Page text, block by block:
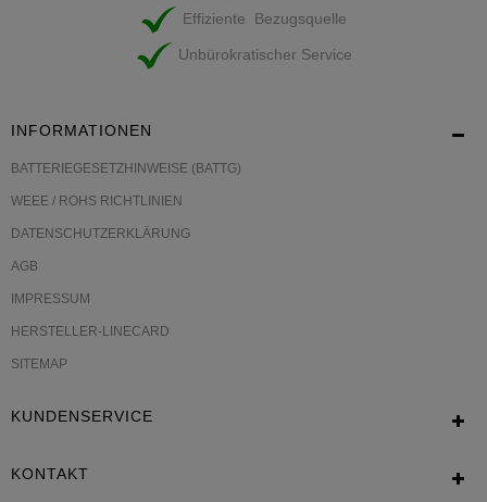
Effiziente Bezugsquelle
Unbürokratischer Service
INFORMATIONEN
BATTERIEGESETZHINWEISE (BATTG)
WEEE / ROHS RICHTLINIEN
DATENSCHUTZERKLÄRUNG
AGB
IMPRESSUM
HERSTELLER-LINECARD
SITEMAP
KUNDENSERVICE
KONTAKT